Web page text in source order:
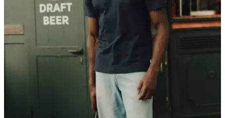
FAQ KontaktLeveringRetur Reklamation
KarriererPartner Platform B2B-login Butikker